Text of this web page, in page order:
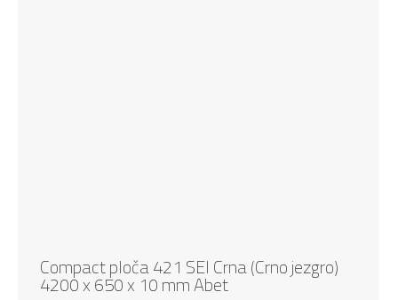
Compact ploča 421 SEI Crna (Crno jezgro)
4200 x 650 x 10 mm Abet